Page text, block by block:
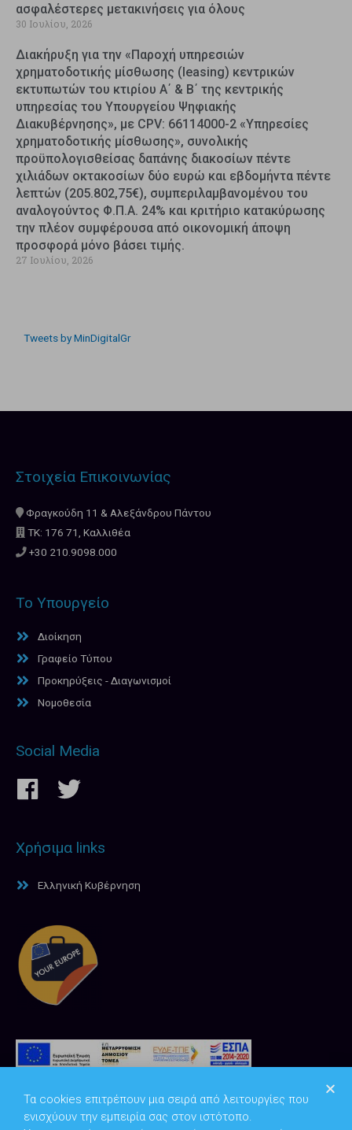
ασφαλέστερες μετακινήσεις για όλους
30 Ιουλίου, 2026
Διακήρυξη για την «Παροχή υπηρεσιών
χρηματοδοτικής μίσθωσης (leasing) κεντρικών
εκτυπωτών του κτιρίου Α΄ & Β΄ της κεντρικής
υπηρεσίας του Υπουργείου Ψηφιακής
Διακυβέρνησης», με CPV: 66114000-2 «Υπηρεσίες
χρηματοδοτικής μίσθωσης», συνολικής
προϋπολογισθείσας δαπάνης διακοσίων πέντε
χιλιάδων οκτακοσίων δύο ευρώ και εβδομήντα πέντε
λεπτών (205.802,75€), συμπεριλαμβανομένου του
αναλογούντος Φ.Π.Α. 24% και κριτήριο κατακύρωσης
την πλέον συμφέρουσα από οικονομική άποψη
προσφορά μόνο βάσει τιμής.
27 Ιουλίου, 2026
Tweets by MinDigitalGr
Στοιχεία Επικοινωνίας
Φραγκούδη 11 & Αλεξάνδρου Πάντου
ΤΚ: 176 71, Καλλιθέα
+30 210.9098.000
Το Υπουργείο
Διοίκηση
Γραφείο Τύπου
Προκηρύξεις - Διαγωνισμοί
Νομοθεσία
Social Media
Χρήσιμα links
Ελληνική Κυβέρνηση
Τα cookies επιτρέπουν μια σειρά από λειτουργίες που
ενισχύουν την εμπειρία σας στον ιστότοπο.